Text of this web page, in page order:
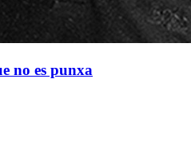
no es punxa